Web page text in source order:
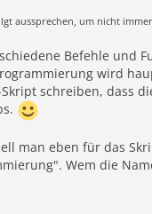
aussprechen, um nicht
Befehle und
wird
schreiben, dass
man eben für das
Wem die